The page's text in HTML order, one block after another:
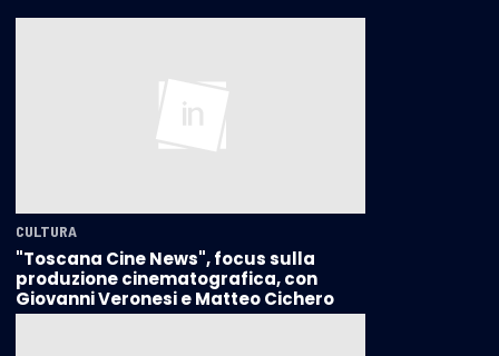
CULTURA
"Toscana Cine News", focus sulla
produzione cinematografica, con
Giovanni Veronesi e Matteo Cichero